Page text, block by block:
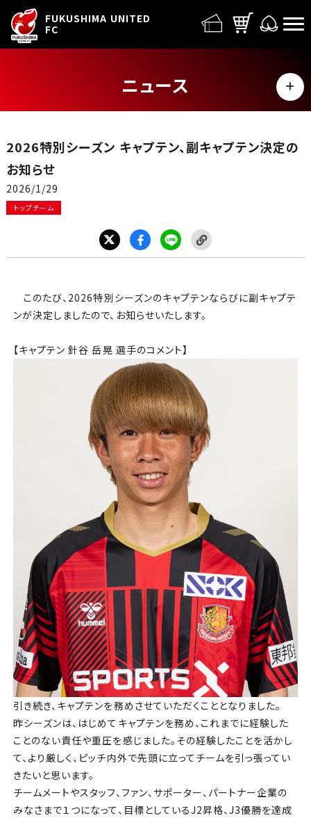
FUKUSHIMA UNITED
FC
ニュース
MENU
イベント
チケット
アカデミー・スクール
農業部
まちづくり
パートナー
NPO
その他
2026特別シーズン キャプテン、副キャプテン決定の
お知らせ
2026/1/29
トップチーム
このたび、2026特別シーズンのキャプテンならびに副キャプテ
ンが決定しましたので、お知らせいたします。
【キャプテン 針谷 岳晃 選手のコメント】
引き続き、キャプテンを務めさせていただくこととなりました。
昨シーズンは、はじめてキャプテンを務め、これまでに経験した
ことのない責任や重圧を感じました。その経験したことを活かし
て、より厳しく、ピッチ内外で先頭に立ってチームを引っ張ってい
きたいと思います。
チームメートやスタッフ、ファン、サポーター、パートナー企業の
みなさまで１つになって、目標としているJ2昇格、J3優勝を達成